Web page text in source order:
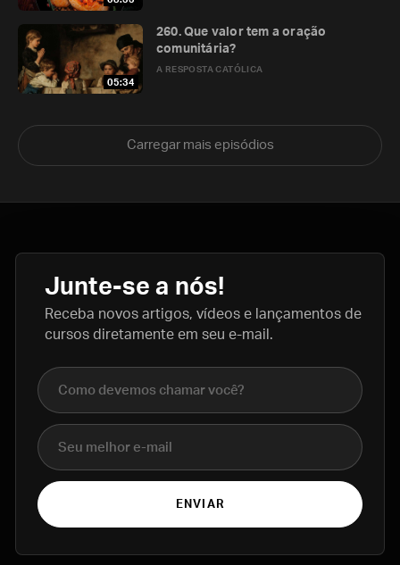
05:34
A RESPOSTA CATÓLICA
260. Que valor tem a oração
comunitária?
Carregar mais episódios
Junte-se a nós!
Receba novos artigos, vídeos e lançamentos de
cursos diretamente em seu e-mail.
Nome completo
E-mail
ENVIAR